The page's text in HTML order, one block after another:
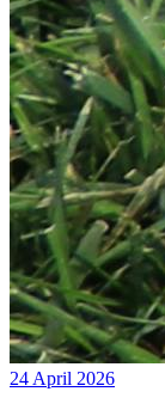
24 April 2026